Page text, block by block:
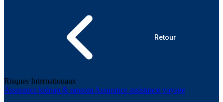
Retour
Risques Internationaux
Assurance kidnap & ransom Assurance assistance voyage